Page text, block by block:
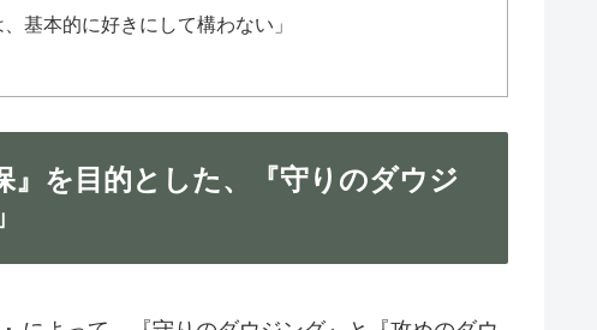
基本的に好きにして構わない」
』を目的とした、『守りのダウジ